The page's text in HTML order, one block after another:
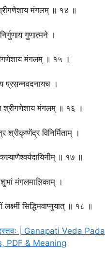
मंगलम् ॥ १४ ॥
गुणात्मने ।
मंगलम् ॥ १५ ॥
प्रसन्नवदनायच ।
श्रीगणेशाय मंगलम् ॥ १६ ॥
श्रीकृष्णेंद्र विनिर्मिताम् ।
॥ १७ ॥
मंगलमालिकाम् ।
सिद्धिमवाप्नुयात् ॥ १८ ॥
| Ganapati Veda Pada
PDF & Meaning